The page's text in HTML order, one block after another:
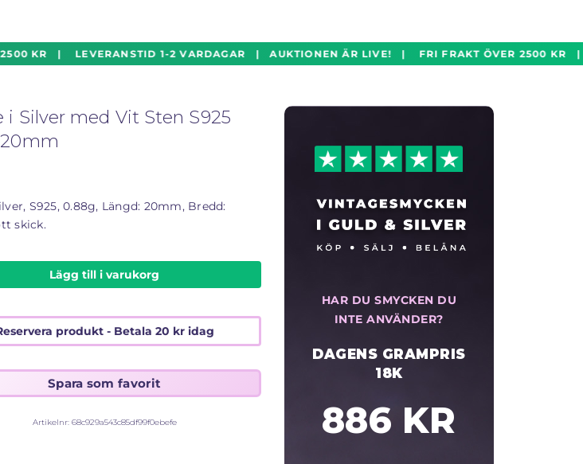
| LEVERANSTID 1-2 VARDAGAR | AUKTIONEN ÄR LIVE! | FRI FRAKT ÖVER
i Silver med Vit Sten S925
S925, 0.88g, Längd: 20mm, Bredd:
skick.
Lägg till i varukorg
produkt - Betala 20 kridag
Artikelnr: 68c929a543c85df99f0ebefe
HAR DU SMYCKEN DU
INTE ANVÄNDER?
DAGENS GRAMPRIS
18K
886 KR